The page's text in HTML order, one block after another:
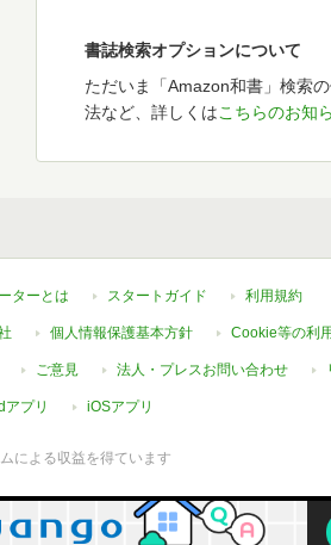
書誌検索オプションについて
ただいま「Amazon和書」検索
法など、詳しくはこちらのお知
ターとは スタートガイド 利用規約
個人情報保護基本方針 Cookie等の利
ご意見 法人・プレスお問い合わせ
プリ iOSアプリ
による収益を得ています